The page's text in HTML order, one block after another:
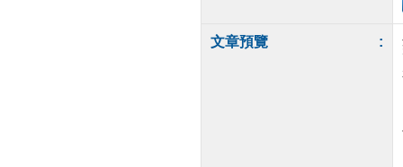
文章預覽 :